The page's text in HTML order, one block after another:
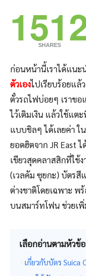
SHARES
ก่อนหน้านี้เราได้แนะ
ตัวเองไปเรียบร้อยแล้
ตั๋วรถไฟบ่อยๆ เราข
ไว้เติมเงิน แล้วใช้แต
แบบชิลๆ ได้เลยค่า ใ
ยอดฮิตจาก JR East
เขียวสุดคลาสสิกที่ใช้
(เวลคัม ซุยกะ) บัตร
ต่างชาติโดยเฉพาะ พ
บนสมาร์ทโฟน ช่วยเพิ่
เลือกอ่านตามหัวข้อ
เกี่ยวกับบัตร Suica